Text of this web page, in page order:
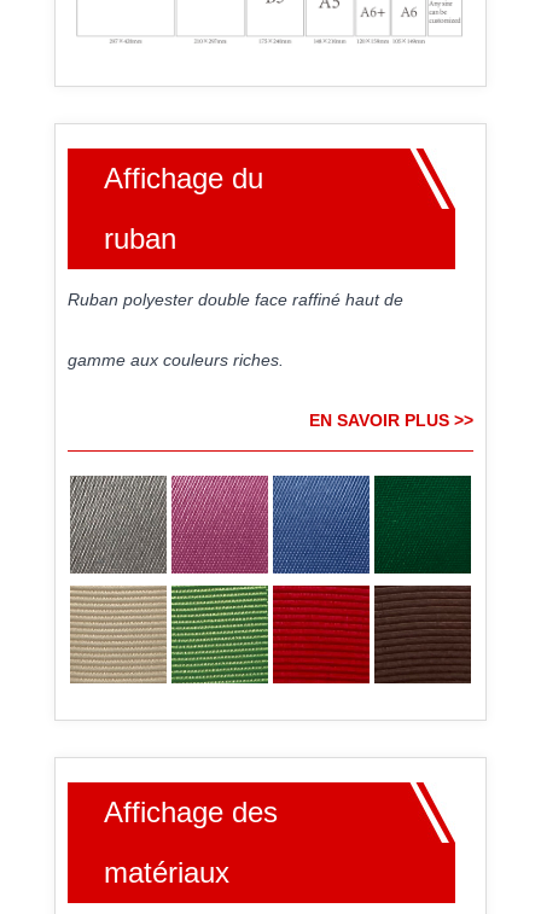
Affichage du
ruban
Ruban polyester double face raffiné haut de
gamme aux couleurs riches.
EN SAVOIR PLUS >>
Affichage des
matériaux